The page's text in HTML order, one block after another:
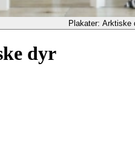
Plakater: Arktiske
dyr